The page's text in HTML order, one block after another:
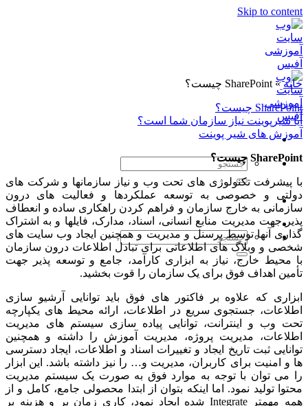
Skip to content
خانه» SharePoint چیست؟
SharePoint چیست؟
آیا شیرپوینت نیاز سازمان شما است؟
آموزش های شیر پوینت
SharePoint چیست؟
با پیشرفت تکنولوژی های تحت وب و نیاز سازمانها و شرکت های
دولتی و خصوصی به توسعه عملکردها و فعالیت های درون
سازمانی به خارج سازمان و فراهم کردن راهکاری ساده و انعطاف
پذیر جهت مدیریت منابع انسانی، اسناد، مدارک، فایلها و به اشتراک
گذاری آنها توسط پرسنل و مدیریت و همچنین ایجاد وب سایت های
شخصی و وبلاگ های اطلاعاتی برای تبادل اطلاعات درون سازمان
با محیط خارج، نیاز به ابزاری کارآمد، جامع و توسعه پذیر جهت
تأمین اهداف فوق برای یک سازمان را قوت بخشید.
ابزاری که علاوه بر فاکتور های فوق باید توانایی آرشیو سازی
اطلاعات، جستجوی سریع در اطلاعات، ارائه محیط های یکپارچه
تحت وب و اینترانت، توانایی پیاده سازی سیستم های مدیریت
اطلاعات، مدیریت پروژه، مدیریت آموزش را داشته و همچنین
توانایی ثبت تاریخ ایجاد و تغییرات اسناد و اطلاعات، ایجاد دسترسی
ها و امنیت برای کاربران، مدیریت و… را نیز داشته باشد. این ابزار
را می توان با توجه به موارد فوق به صورت یک سیستم مدیریت
محتوا تولید نمود. اما اینکه بتوان از ابتدا محصولی جامع، کامل و از
همه مهمتر Integrate شده ایجاد نمود، کاری زمان بر و هزینه بر